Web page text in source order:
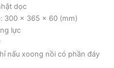
dọc
300 x 365 x 60 (mm)
lực
nấu xoong nồi có phần đáy